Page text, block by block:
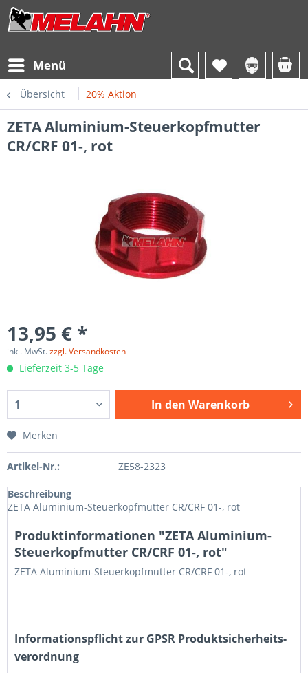
Menü
Übersicht 20% Aktion
ZETA Aluminium-Steuerkopfmutter
CR/CRF 01-, rot
13,95 € *
inkl. MwSt.zzgl. Versandkosten
Lieferzeit 3-5 Tage
In den Warenkorb
Merken
Artikel-Nr.: ZE58-2323
Beschreibung
ZETA Aluminium-Steuerkopfmutter CR/CRF 01-, rot
Produktinformationen "ZETA Aluminium-
Steuerkopfmutter CR/CRF 01-, rot"
ZETA Aluminium-Steuerkopfmutter CR/CRF 01-, rot
Informations­pflicht zur GPSR Produktsicherheits­
verordnung